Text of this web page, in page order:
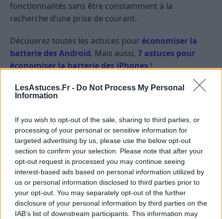
LesAstuces.Fr - Do Not Process My Personal
Information
If you wish to opt-out of the sale, sharing to third parties, or
processing of your personal or sensitive information for
targeted advertising by us, please use the below opt-out
section to confirm your selection. Please note that after your
opt-out request is processed you may continue seeing
interest-based ads based on personal information utilized by
us or personal information disclosed to third parties prior to
your opt-out. You may separately opt-out of the further
disclosure of your personal information by third parties on the
IAB’s list of downstream participants. This information may
fonctionnalités sans être constamment à la
recherche d’une prise de courant.
Découvrez toutes les astuces pour économiser la
batterie des Android. Mais aussi, 7 astuces pour
économiser la batterie des iPhones!
Parce que, soyons honnêtes, personne n’aime voir ce
petit pourcentage de batterie diminuer trop
quelques paramètres et découvrez comment votre
smartphone peut tenir plus longtemps sans
recharge. Bonne économie d’énergie à vous !
HIGH-TECH